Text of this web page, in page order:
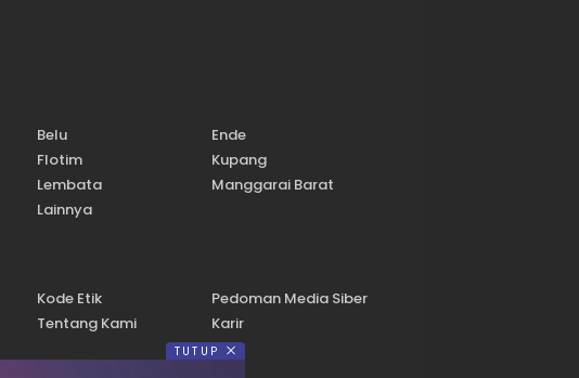
Belu
Ende
Flotim
Kupang
Lembata
Manggarai Barat
Lainnya
Kode Etik
Pedoman Media Siber
Tentang Kami Karir
TUTUP